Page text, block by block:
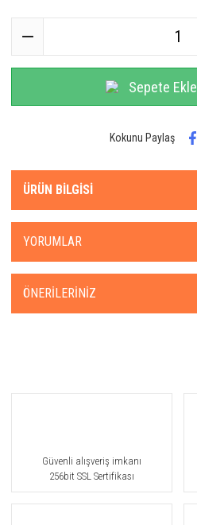
Sepete Ekle
Kokunu Paylaş
ÜRÜN BILGISI
YORUMLAR
ÖNERILERINIZ
Güvenli alışveriş imkanı
256bit SSL Sertifikası